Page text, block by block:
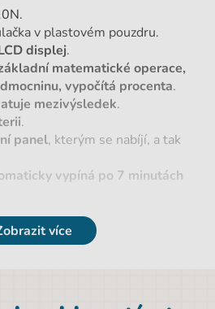
v plastovém pouzdru.
displej.
matematické operace,
vypočítá procenta.
mezivýsledek.
.
panel, kterým se nabíjí, a tak
vypíná po 7 minutách
více